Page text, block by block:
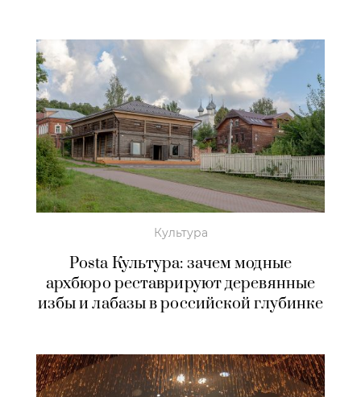
Культура
Posta Культура: зачем модные
архбюро реставрируют деревянные
избы и лабазы в российской глубинке